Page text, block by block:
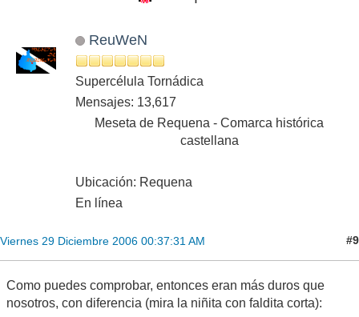
ReuWeN
Supercélula Tornádica
Mensajes: 13,617
Meseta de Requena - Comarca histórica
castellana
Ubicación: Requena
En línea
Viernes 29 Diciembre 2006 00:37:31 AM #9
Como puedes comprobar, entonces eran más duros que
nosotros, con diferencia (mira la niñita con faldita corta):